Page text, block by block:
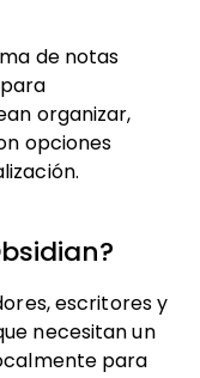
de notas
organizar,
opciones
escritores y
necesitan un
para